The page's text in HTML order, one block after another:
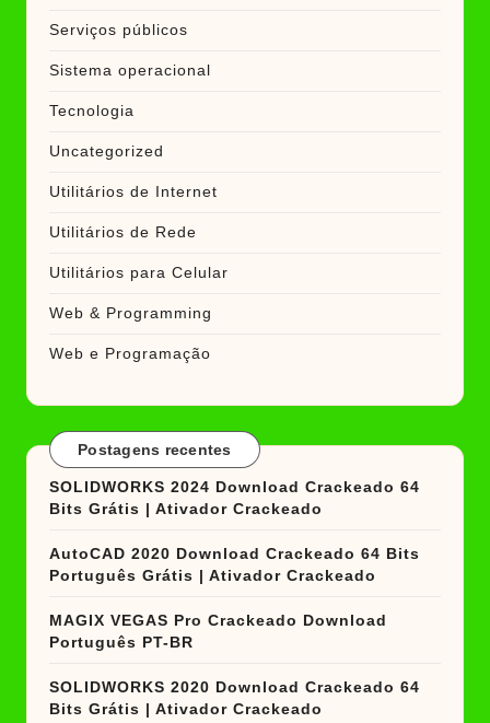
Serviços públicos
Sistema operacional
Tecnologia
Uncategorized
Utilitários de Internet
Utilitários de Rede
Utilitários para Celular
Web & Programming
Web e Programação
Postagens recentes
SOLIDWORKS 2024 Download Crackeado 64
Bits Grátis | Ativador Crackeado
AutoCAD 2020 Download Crackeado 64 Bits
Português Grátis | Ativador Crackeado
MAGIX VEGAS Pro Crackeado Download
Português PT-BR
SOLIDWORKS 2020 Download Crackeado 64
Bits Grátis | Ativador Crackeado